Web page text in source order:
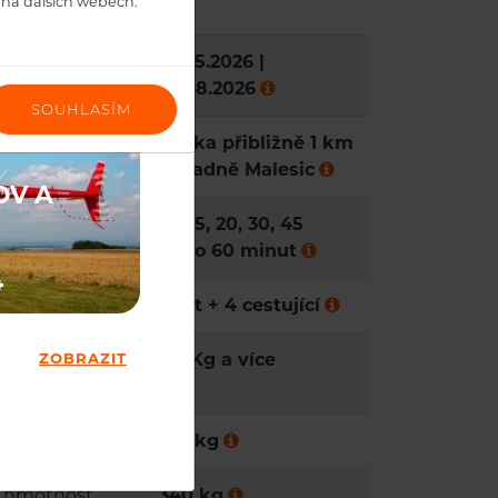
A
ZOBRAZIT
10.05.2026 |
23.08.2026
Louka přibližně 1 km
západně Malesic
10, 15, 20, 30, 45
nebo 60 minut
Pilot + 4 cestující
nad
101 Kg a více
150 kg
SOUHLASÍM